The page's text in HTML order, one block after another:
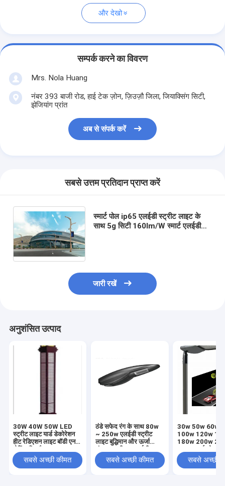
और देखो
सम्पर्क करने का विवरण
Mrs. Nola Huang
नंबर 393 बाजी रोड, हाई टेक ज़ोन, ज़िउज़ौ जिला, जियाक्सिंग सिटी,
झेजियांग प्रांत
अब से संपर्क करें
सबसे उत्तम प्रतिदान प्राप्त करें
स्मार्ट पोल ip65 एलईडी स्ट्रीट लाइट के
साथ 5g सिटी 160lm/W स्मार्ट एलईडी
जारी रखें
अनुशंसित उत्पाद
30W 40W 50W LED
स्ट्रीट लाइट यार्ड डेकोरेशन
हीट रेडिएशन लाइट बॉडी एनर्जी
सबसे अच्छी कीमत
ठंडे सफेद रंग के साथ 80w
~ 250w एलईडी स्ट्रीट
लाइट बुद्धिमान और ऊर्जा
स्ट्रीट लैंप
सबसे अच्छी कीमत
30w 50w 60w
100w 120w
180w 200w
लाइट एलईडी
स्ट्रीमलाइन शेप
सबसे अच्छी